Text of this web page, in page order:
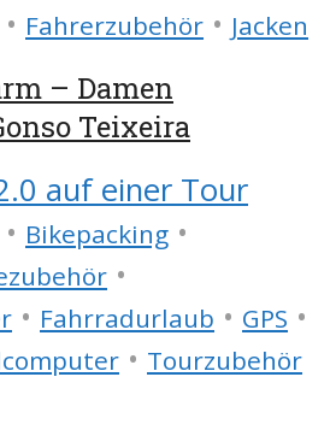
• Fahrerzubehör • Jacken
– Damen
Teixeira
• Bikepacking •
•
• Fahrradurlaub • GPS •
• Tourzubehör